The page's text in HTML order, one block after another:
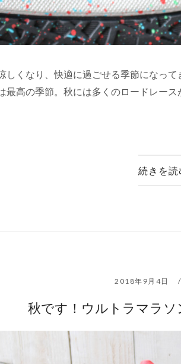
しくなり、快適に過ごせる季節になっ
最高の季節。秋には多くのロードレー
続きを読
2018年9月4日
秋です！ウルトラマラソ